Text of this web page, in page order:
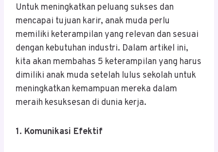
Untuk meningkatkan peluang sukses dan
mencapai tujuan karir, anak muda perlu
memiliki keterampilan yang relevan dan sesuai
dengan kebutuhan industri. Dalam artikel ini,
kita akan membahas 5 keterampilan yang harus
dimiliki anak muda setelah lulus sekolah untuk
meningkatkan kemampuan mereka dalam
meraih kesuksesan di dunia kerja.
1. Komunikasi Efektif